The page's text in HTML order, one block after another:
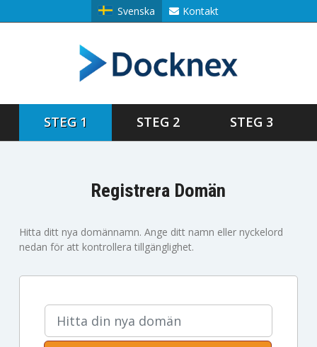
Svenska Kontakt
STEG 1 STEG 2 STEG 3
Registrera Domän
Hitta ditt nya domännamn. Ange ditt namn eller nyckelord
nedan för att kontrollera tillgänglighet.